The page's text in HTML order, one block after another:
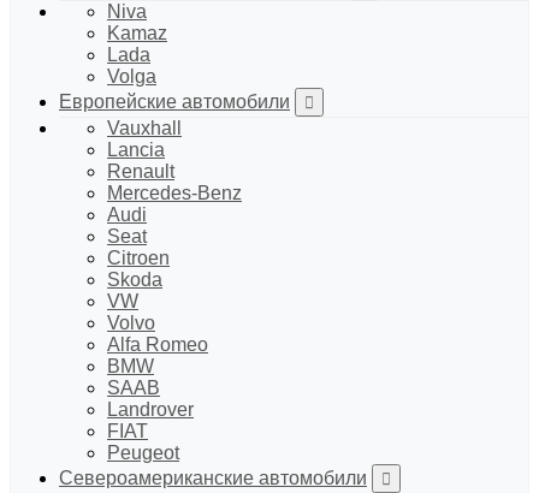
Niva
Kamaz
Lada
Volga
Европейские автомобили
Vauxhall
Lancia
Renault
Mercedes-Benz
Audi
Seat
Citroen
Skoda
VW
Volvo
Alfa Romeo
BMW
SAAB
Landrover
FIAT
Peugeot
Североамериканские автомобили